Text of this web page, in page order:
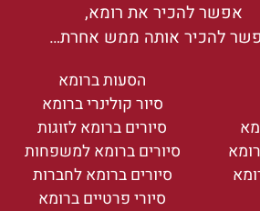
להכיר את רומא,
אותה ממש אחרת…
הסעות ברומא
סיור קולינרי ברומא
סיורים ברומא לזוגות
סיורים ברומא למשפחות
סיורים ברומא לחברות
סיורי פרטיים ברומא